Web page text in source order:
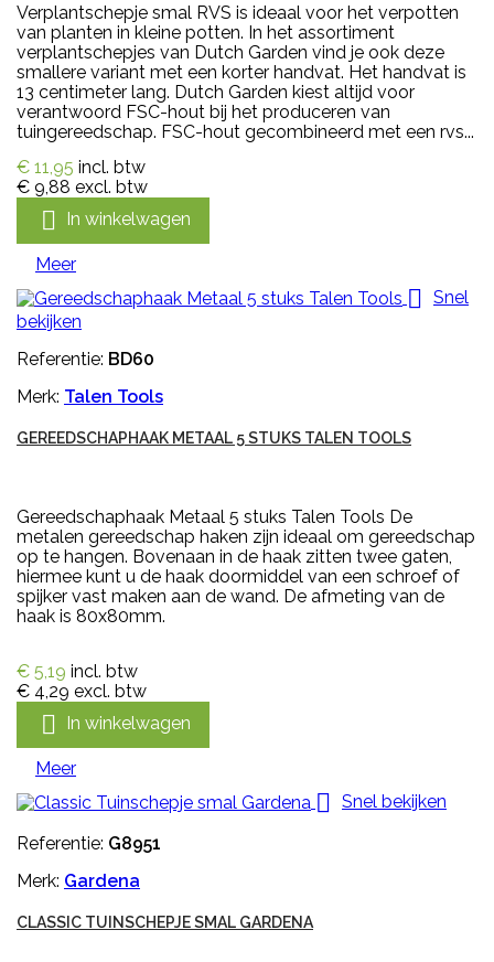
Verplantschepje smal RVS is ideaal voor het verpotten
van planten in kleine potten. In het assortiment
verplantschepjes van Dutch Garden vind je ook deze
smallere variant met een korter handvat. Het handvat is
13 centimeter lang. Dutch Garden kiest altijd voor
verantwoord FSC-hout bij het produceren van
tuingereedschap. FSC-hout gecombineerd met een rvs...
€ 11,95 incl. btw
€ 9,88 excl. btw
 In winkelwagen
Meer
 Snel
bekijken
Referentie: BD60
Merk: Talen Tools
GEREEDSCHAPHAAK METAAL 5 STUKS TALEN TOOLS
Gereedschaphaak Metaal 5 stuks Talen Tools De
metalen gereedschap haken zijn ideaal om gereedschap
op te hangen. Bovenaan in de haak zitten twee gaten,
hiermee kunt u de haak doormiddel van een schroef of
spijker vast maken aan de wand. De afmeting van de
haak is 80x80mm.
€ 5,19 incl. btw
€ 4,29 excl. btw
 In winkelwagen
Meer
 Snel bekijken
Referentie: G8951
Merk: Gardena
CLASSIC TUINSCHEPJE SMAL GARDENA